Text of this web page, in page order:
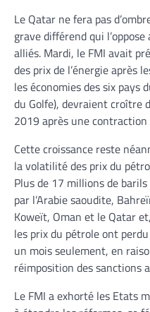
Le Qatar ne fera pas
grave différend qui
alliés. Mardi, le FMI avait
des prix de l’énergie après
les économies des six pays
du Golfe), devraient croître
2019 après une contraction
Cette croissance reste
la volatilité des prix du
Plus de 17 millions de
par l’Arabie saoudite,
Koweït, Oman et le Qatar
les prix du pétrole ont
un mois seulement, en
réimposition des sanctions
Le FMI a exhorté les Etats